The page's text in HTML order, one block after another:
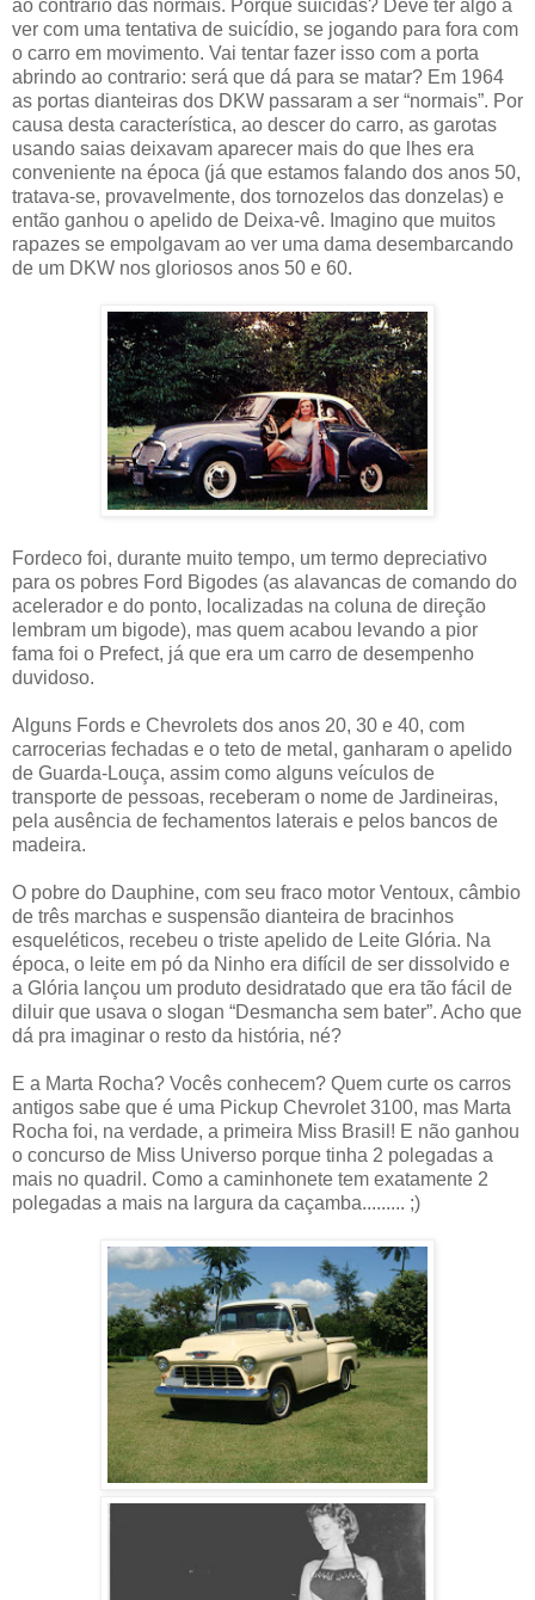
ao contrário das normais. Porque suicidas? Deve ter algo a
ver com uma tentativa de suicídio, se jogando para fora com
o carro em movimento. Vai tentar fazer isso com a porta
abrindo ao contrario: será que dá para se matar? Em 1964
as portas dianteiras dos DKW passaram a ser “normais”. Por
causa desta característica, ao descer do carro, as garotas
usando saias deixavam aparecer mais do que lhes era
conveniente na época (já que estamos falando dos anos 50,
tratava-se, provavelmente, dos tornozelos das donzelas) e
então ganhou o apelido de Deixa-vê. Imagino que muitos
rapazes se empolgavam ao ver uma dama desembarcando
de um DKW nos gloriosos anos 50 e 60.
Fordeco foi, durante muito tempo, um termo depreciativo
para os pobres Ford Bigodes (as alavancas de comando do
acelerador e do ponto, localizadas na coluna de direção
lembram um bigode), mas quem acabou levando a pior
fama foi o Prefect, já que era um carro de desempenho
duvidoso.
Alguns Fords e Chevrolets dos anos 20, 30 e 40, com
carrocerias fechadas e o teto de metal, ganharam o apelido
de Guarda-Louça, assim como alguns veículos de
transporte de pessoas, receberam o nome de Jardineiras,
pela ausência de fechamentos laterais e pelos bancos de
madeira.
O pobre do Dauphine, com seu fraco motor Ventoux, câmbio
de três marchas e suspensão dianteira de bracinhos
esqueléticos, recebeu o triste apelido de Leite Glória. Na
época, o leite em pó da Ninho era difícil de ser dissolvido e
a Glória lançou um produto desidratado que era tão fácil de
diluir que usava o slogan “Desmancha sem bater”. Acho que
dá pra imaginar o resto da história, né?
E a Marta Rocha? Vocês conhecem? Quem curte os carros
antigos sabe que é uma Pickup Chevrolet 3100, mas Marta
Rocha foi, na verdade, a primeira Miss Brasil! E não ganhou
o concurso de Miss Universo porque tinha 2 polegadas a
mais no quadril. Como a caminhonete tem exatamente 2
polegadas a mais na largura da caçamba......... ;)